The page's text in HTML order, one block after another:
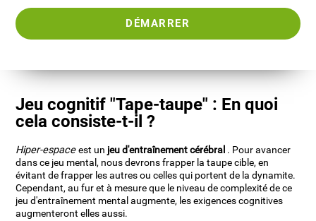
DÉMARRER
Jeu cognitif "Tape-taupe" : En quoi
cela consiste-t-il ?
Hiper-espaceest un jeu d'entraînement cérébral . Pour avancer
dans ce jeu mental, nous devrons frapper la taupe cible, en
évitant de frapper les autres ou celles qui portent de la dynamite.
Cependant, au fur et à mesure que le niveau de complexité de ce
jeu d'entraînement mental augmente, les exigences cognitives
augmenteront elles aussi.